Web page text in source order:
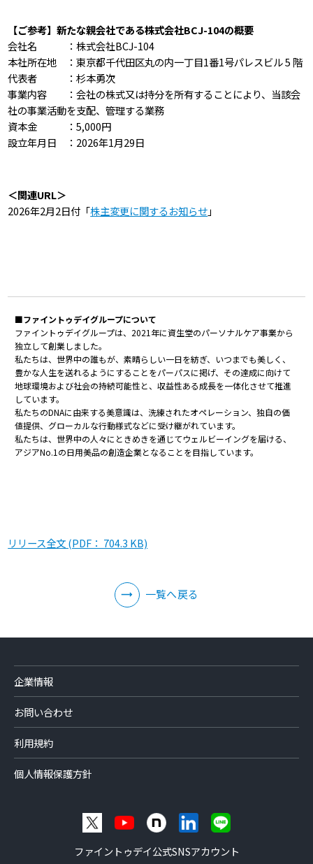
【ご参考】新たな親会社である株式会社BCJ-104の概要
会社名 ：株式会社BCJ-104
本社所在地 ：東京都千代田区丸の内一丁目1番1号パレスビル 5 階
代表者 ：杉本勇次
事業内容 ：会社の株式又は持分を所有することにより、当該会
社の事業活動を支配、管理する業務
資本金 ：5,000円
設立年月日 ：2026年1月29日
＜関連URL＞
2026年2月2日付「株主変更に関するお知らせ」
■ファイントゥデイグループについて
ファイントゥデイグループは、2021年に資生堂のパーソナルケア事業から
独立して創業しました。
私たちは、世界中の誰もが、素晴らしい一日を紡ぎ、いつまでも美しく、
豊かな人生を送れるようにすることをパーパスに掲げ、その達成に向けて
地球環境および社会の持続可能性と、収益性ある成長を一体化させて推進
しています。
私たちのDNAに由来する美意識は、洗練されたオペレーション、独自の価
値提供、グローカルな行動様式などに受け継がれています。
私たちは、世界中の人々にときめきを通じてウェルビーイングを届ける、
アジアNo.1の日用美品の創造企業となることを目指しています。
リリース全文 (PDF： 704.3 KB)
一覧へ戻る
企業情報
お問い合わせ
利用規約
個人情報保護方針
ファイントゥデイ公式SNSアカウント